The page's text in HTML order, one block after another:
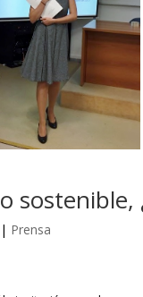
sostenible,
| Prensa